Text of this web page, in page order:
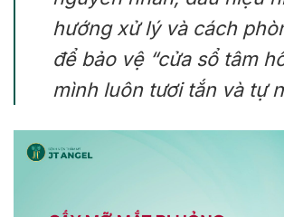
hướng xử lý và cách
để bảo vệ “cửa sổ tâm
mình luôn tươi tắn và tự